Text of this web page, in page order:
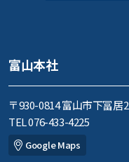
富山本社
〒930-0814 富山市下冨居
TEL 076-433-4225
Google Maps